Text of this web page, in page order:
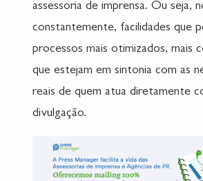
assessoria de imprensa. Ou seja,
constantemente, facilidades que
processos mais otimizados, mais
que estejam em sintonia com as
reais de quem atua diretamente
divulgação.